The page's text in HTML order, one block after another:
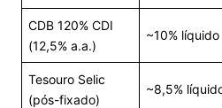
CDB 120% CDI
(12,5% a.a.)
~10% líquido
Tesouro Selic
(pós-fixado)
~8,5%